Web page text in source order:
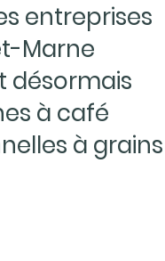
entreprises
Marne
désormais
à café
à grains